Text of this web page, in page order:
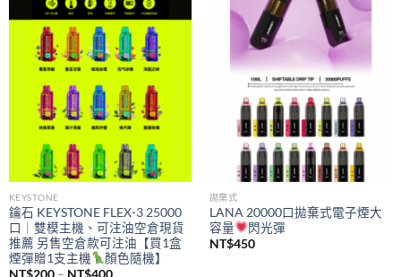
Add to
wishlist
KEYSTONE
鑰石 KEYSTONE FLEX-3 25000
口｜雙模主機、可注油空倉現貨
推薦 另售空倉款可注油【買1盒
煙彈贈1支主機
顏色隨機】
價
Add to
wishlist
拋棄式
LANA 20000口拋棄式電子煙大
容量
閃光彈
NT$450